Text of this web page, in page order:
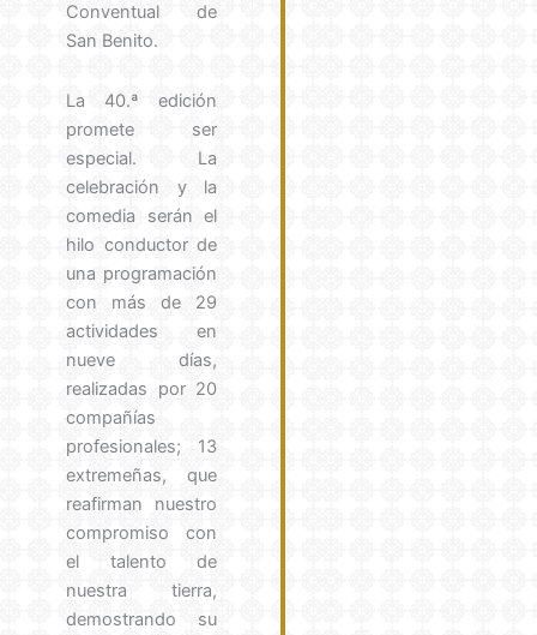
Conventual de
San Benito.
La 40.ª edición
promete ser
especial. La
celebración y la
comedia serán el
hilo conductor de
una programación
con más de 29
actividades en
nueve días,
realizadas por 20
compañías
profesionales; 13
extremeñas, que
reafirman nuestro
compromiso con
el talento de
nuestra tierra,
demostrando su